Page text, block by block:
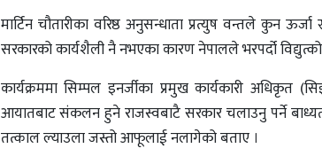
मार्टिन चौतारीका वरिष्ठ अनुसन्धाता प्रत्युष वन्तले कुन
सरकारको कार्यशैली नै नभएका कारण नेपालले भरपर्दो
कार्यक्रममा सिम्पल इनर्जीका प्रमुख कार्यकारी अधिकृत
आयातबाट संकलन हुने राजस्वबाटै सरकार चलाउनु पर्ने
तत्काल ल्याउला जस्तो आफूलाई नलागेको बताए ।